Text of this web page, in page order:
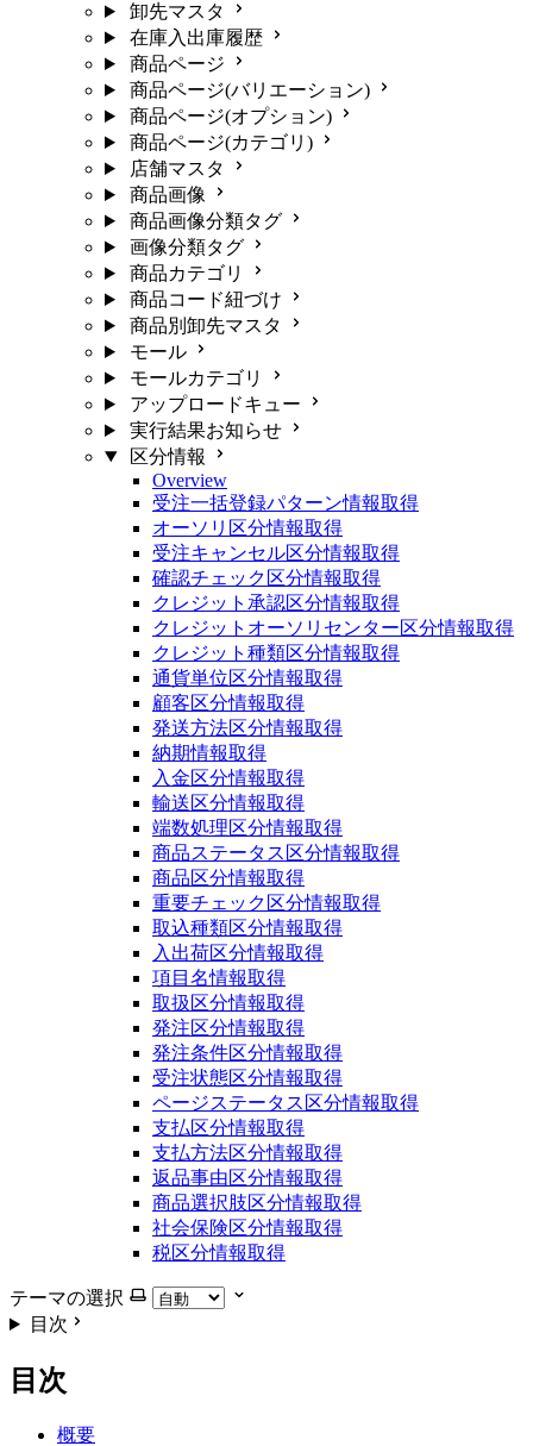
卸先マスタ
在庫入出庫履歴
商品ページ
商品ページ(バリエーション)
商品ページ(オプション)
商品ページ(カテゴリ)
店舗マスタ
商品画像
商品画像分類タグ
画像分類タグ
商品カテゴリ
商品コード紐づけ
商品別卸先マスタ
モール
モールカテゴリ
アップロードキュー
実行結果お知らせ
区分情報
Overview
受注一括登録パターン情報取得
オーソリ区分情報取得
受注キャンセル区分情報取得
確認チェック区分情報取得
クレジット承認区分情報取得
クレジットオーソリセンター区分情報取得
クレジット種類区分情報取得
通貨単位区分情報取得
顧客区分情報取得
発送方法区分情報取得
納期情報取得
入金区分情報取得
輸送区分情報取得
端数処理区分情報取得
商品ステータス区分情報取得
商品区分情報取得
重要チェック区分情報取得
取込種類区分情報取得
入出荷区分情報取得
項目名情報取得
取扱区分情報取得
発注区分情報取得
発注条件区分情報取得
受注状態区分情報取得
ページステータス区分情報取得
支払区分情報取得
支払方法区分情報取得
返品事由区分情報取得
商品選択肢区分情報取得
社会保険区分情報取得
税区分情報取得
テーマの選択
目次
目次
概要